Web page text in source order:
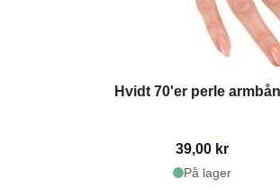
Hvidt 70'er perle
39,00 kr
På lager